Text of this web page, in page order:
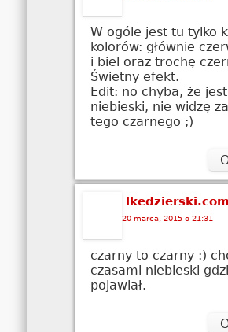
W ogóle jest tu tylko
kolorów: głównie
i biel oraz trochę
Świetny efekt.
Edit: no chyba, że
niebieski, nie widzę
tego czarnego ;)
lkedzierski.com
20 marca, 2015 o 21:31
czarny to czarny :)
czasami niebieski
pojawiał.